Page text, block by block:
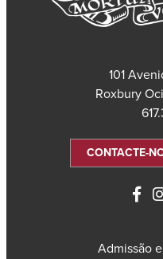
101
Roxbury
CONTACTE-
Admissão